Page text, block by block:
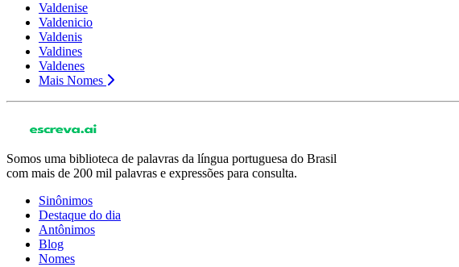
Valdenise
Valdenicio
Valdenis
Valdines
Valdenes
Mais Nomes
Somos uma biblioteca de palavras da língua portuguesa do Brasil
com mais de 200 mil palavras e expressões para consulta.
Sinônimos
Destaque do dia
Antônimos
Blog
Nomes